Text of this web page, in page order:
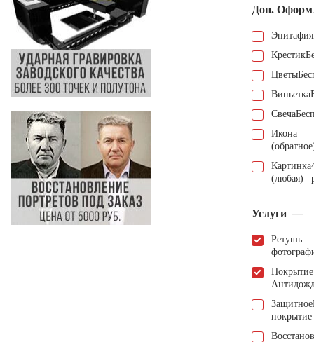
Доп.
Эпитафия
Крестик
Цветы
Виньетка
Свеча
Икона
Картинка
(любая)
Услуги
Ретушь
Покрытие
Защитное
покрытие